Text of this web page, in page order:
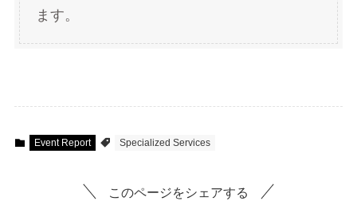
ます。
Event Report Specialized Services
このページをシェアする